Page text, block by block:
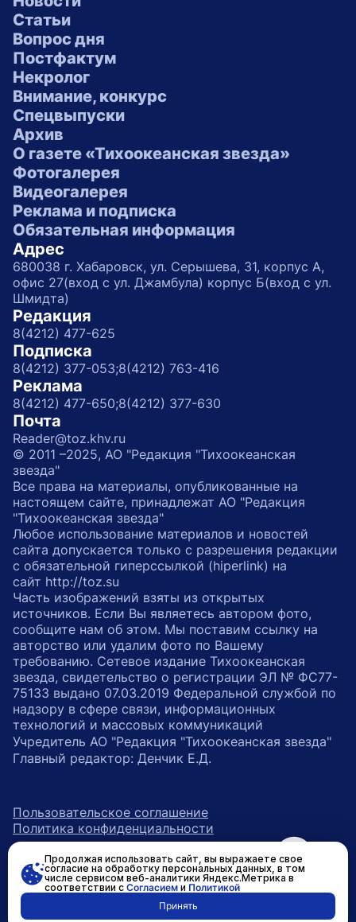
Статьи
Вопрос дня
Постфактум
Некролог
Внимание, конкурс
Спецвыпуски
Архив
О газете «Тихоокеанская звезда»
Фотогалерея
Видеогалерея
Реклама и подписка
Обязательная информация
Адрес
680038 г. Хабаровск, ул. Серышева, 31, корпус А,
офис 27(вход с ул. Джамбула) корпус Б(вход с ул.
Шмидта)
Редакция
8(4212) 477-625
Подписка
8(4212) 377-053;8(4212) 763-416
Реклама
8(4212) 477-650;8(4212) 377-630
Почта
Reader@toz.khv.ru
© 2011 –2025, АО "Редакция "Тихоокеанская
звезда"
Все права на материалы, опубликованные на
настоящем сайте, принадлежат АО "Редакция
"Тихоокеанская звезда"
Любое использование материалов и новостей
сайта допускается только с разрешения редакции
с обязательной гиперссылкой (hiperlink) на
сайт http://toz.su
Часть изображений взяты из открытых
источников. Если Вы являетесь автором фото,
сообщите нам об этом. Мы поставим ссылку на
авторство или удалим фото по Вашему
требованию. Сетевое издание Тихоокеанская
звезда, свидетельство о регистрации ЭЛ № ФС77-
75133 выдано 07.03.2019 Федеральной службой по
надзору в сфере связи, информационных
технологий и массовых коммуникаций
Учредитель АО "Редакция "Тихоокеанская звезда"
Главный редактор: Денчик Е.Д.
Пользовательское соглашение
Политика конфиденциальности
ссылка на главную
возрастное ограничение 16+
ссылка на страницу в Вконтакте
ссылка на страницу в
ссылка на канал в
Разработано в
Продолжая использовать сайт, вы выражаете свое
согласие на обработку персональных данных, в том
числе сервисом веб-аналитики Яндекс.Метрика в
соответствии с Согласиеми Политикой
Принять